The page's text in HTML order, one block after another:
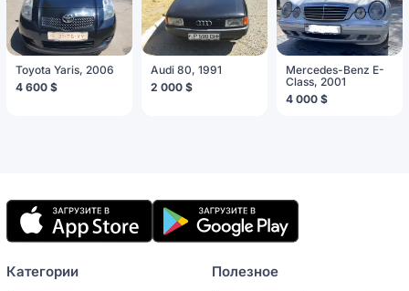
Toyota Yaris, 2006
4 600 $
Audi 80, 1991
2 000 $
Mercedes-Benz E-
Class, 2001
4 000 $
Мобильное
приложение
Категории Полезное